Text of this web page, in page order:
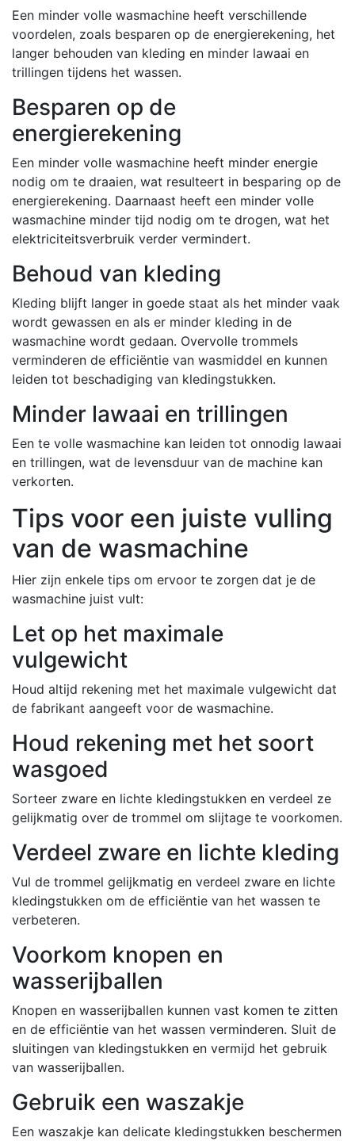
Een minder volle wasmachine heeft verschillende
voordelen, zoals besparen op de energierekening, het
langer behouden van kleding en minder lawaai en
trillingen tijdens het wassen.
Besparen op de
energierekening
Een minder volle wasmachine heeft minder energie
nodig om te draaien, wat resulteert in besparing op de
energierekening. Daarnaast heeft een minder volle
wasmachine minder tijd nodig om te drogen, wat het
elektriciteitsverbruik verder vermindert.
Behoud van kleding
Kleding blijft langer in goede staat als het minder vaak
wordt gewassen en als er minder kleding in de
wasmachine wordt gedaan. Overvolle trommels
verminderen de efficiëntie van wasmiddel en kunnen
leiden tot beschadiging van kledingstukken.
Minder lawaai en trillingen
Een te volle wasmachine kan leiden tot onnodig lawaai
en trillingen, wat de levensduur van de machine kan
verkorten.
Tips voor een juiste vulling
van de wasmachine
Hier zijn enkele tips om ervoor te zorgen dat je de
wasmachine juist vult:
Let op het maximale
vulgewicht
Houd altijd rekening met het maximale vulgewicht dat
de fabrikant aangeeft voor de wasmachine.
Houd rekening met het soort
wasgoed
Sorteer zware en lichte kledingstukken en verdeel ze
gelijkmatig over de trommel om slijtage te voorkomen.
Verdeel zware en lichte kleding
Vul de trommel gelijkmatig en verdeel zware en lichte
kledingstukken om de efficiëntie van het wassen te
verbeteren.
Voorkom knopen en
wasserijballen
Knopen en wasserijballen kunnen vast komen te zitten
en de efficiëntie van het wassen verminderen. Sluit de
sluitingen van kledingstukken en vermijd het gebruik
van wasserijballen.
Gebruik een waszakje
Een waszakje kan delicate kledingstukken beschermen